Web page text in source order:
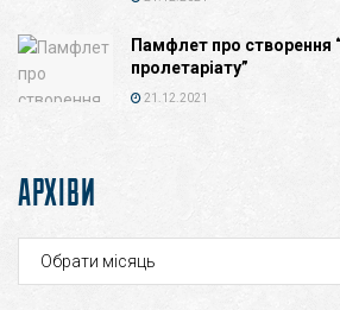
Памфлет про створення
пролетаріату”
21.12.2021
АРХІВИ
Архіви